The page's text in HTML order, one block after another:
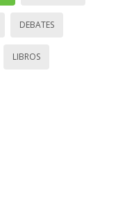
DEBATES
LIBROS